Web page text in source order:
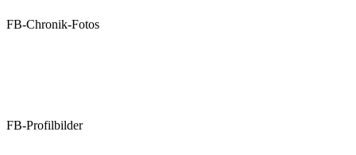
FB-Chronik-Fotos
FB-Profilbilder